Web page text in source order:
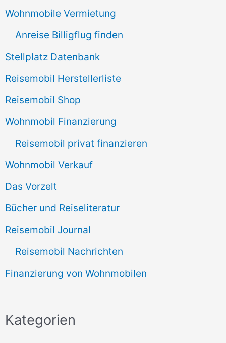
Wohnmobile Vermietung
Anreise Billigflug finden
Stellplatz Datenbank
Reisemobil Herstellerliste
Reisemobil Shop
Wohnmobil Finanzierung
Reisemobil privat finanzieren
Wohnmobil Verkauf
Das Vorzelt
Bücher und Reiseliteratur
Reisemobil Journal
Reisemobil Nachrichten
Finanzierung von Wohnmobilen
Kategorien